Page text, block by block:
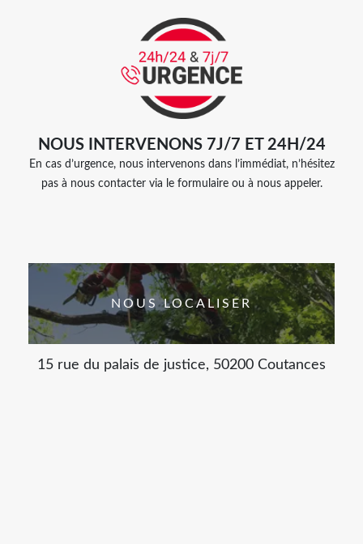
NOUS INTERVENONS 7J/7 ET 24H/24
En cas d’urgence, nous intervenons dans l’immédiat, n’hésitez
pas à nous contacter via le formulaire ou à nous appeler.
NOUS LOCALISER
15 rue du palais de justice, 50200 Coutances